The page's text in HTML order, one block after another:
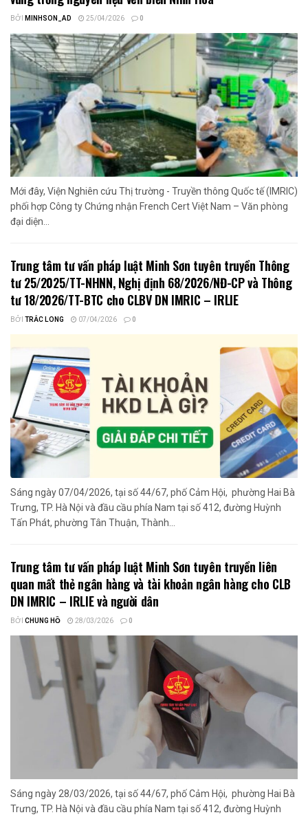
BỞI MINHSON_AD 25/04/2026 0
Mới đây, Viện Nghiên cứu Thị trường - Truyền thông Quốc tế (IMRIC)
phối hợp Công ty Chứng nhận French Cert Việt Nam – Văn phòng
đại diện...
Trung tâm tư vấn pháp luật Minh Sơn tuyên truyền Thông
tư 25/2025/TT-NHNN, Nghị định 68/2026/NĐ-CP và Thông
tư 18/2026/TT-BTC cho CLBV DN IMRIC – IRLIE
BỞI TRẮC LONG 07/04/2026 0
Sáng ngày 07/04/2026, tại số 44/67, phố Cảm Hội, phường Hai Bà
Trưng, TP. Hà Nội và đầu cầu phía Nam tại số 412, đường Huỳnh
Tấn Phát, phường Tân Thuận, Thành...
Trung tâm tư vấn pháp luật Minh Sơn tuyên truyền liên
quan mất thẻ ngân hàng và tài khoản ngân hàng cho CLB
DN IMRIC – IRLIE và người dân
BỞI CHUNG HỒ 28/03/2026 0
Sáng ngày 28/03/2026, tại số 44/67, phố Cảm Hội, phường Hai Bà
Trưng, TP. Hà Nội và đầu cầu phía Nam tại số 412, đường Huỳnh